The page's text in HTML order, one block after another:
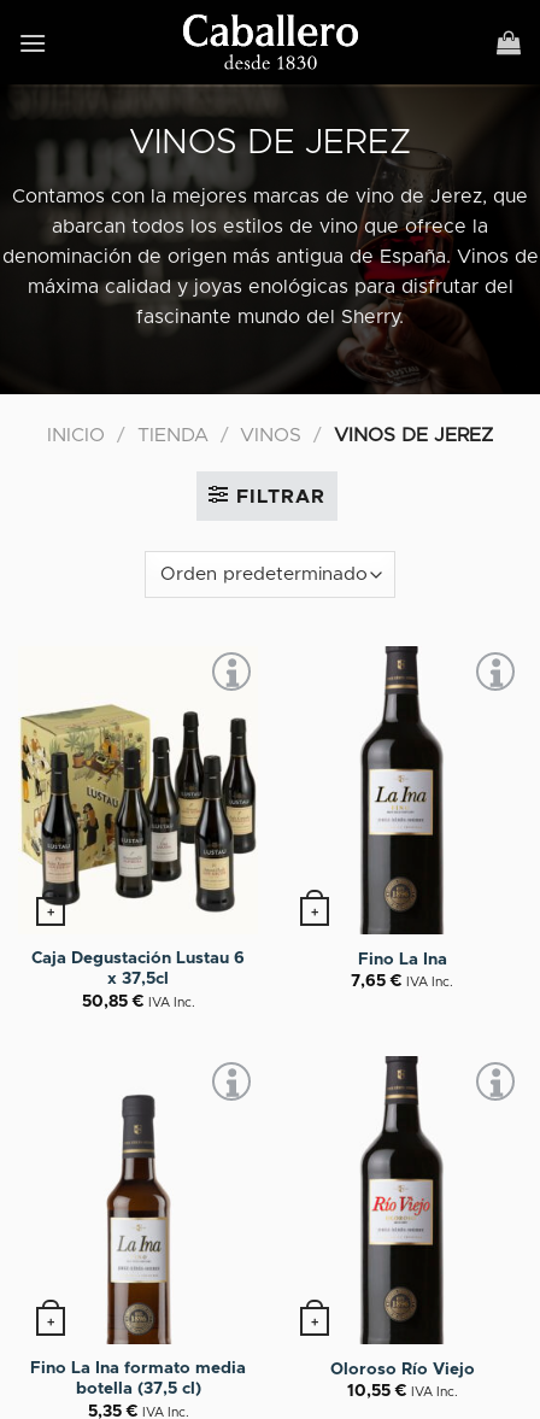
VINOS DE JEREZ
Contamos con la mejores marcas de vino de Jerez, que
abarcan todos los estilos de vino que ofrece la
denominación de origen más antigua de España. Vinos de
máxima calidad y joyas enológicas para disfrutar del
fascinante mundo del Sherry.
INICIO / TIENDA / VINOS / VINOS DE JEREZ
FILTRAR
+
Caja Degustación Lustau 6
x 37,5cl
50,85€ IVA Inc.
+
Fino La Ina
7,65€ IVA Inc.
+
Fino La Ina formato media
botella (37,5 cl)
5,35€ IVA Inc.
+
Oloroso Río Viejo
10,55€ IVA Inc.